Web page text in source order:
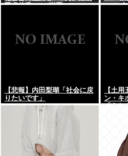
田卓哉氏...Xで謝罪
ルーズ
【悲報】内田梨瑚「社会に戻
りたいです」
【土
ン・キ